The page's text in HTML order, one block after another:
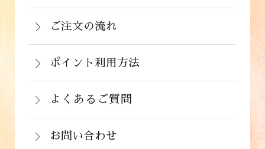
220円（税込）
ん。但し、発送中の破損や不良品、ある
いはご注文と違う商品が届いた場合は、
お手数ですが商品到着後３日以内に当店
までご連絡下さい。
領収書をご希望のお客様は、ご注文画面
の備考欄にてお知らせ下さい。なお、お
支払い方法にて領収書の形態が異なりま
す。
ご注文の流れ
ポイント利用方法
会員登録をされたお客様はポイントを利
用できます。ご注文画面の「お支払い方
法選択」画面にて、ポイント利用を入力
することができます。店舗では利用でき
よくあるご質問
お問い合わせ